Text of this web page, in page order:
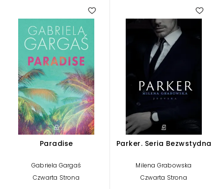
Paradise
Gabriela Gargaś
Czwarta Strona
Parker. Seria Bezwstydna
Milena Grabowska
Czwarta Strona